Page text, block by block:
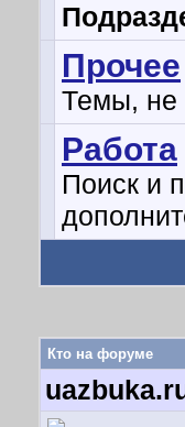
Прочее
Темы, не
Работа
Поиск и
Кто на форуме